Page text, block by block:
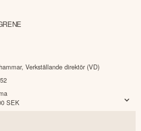
,Verkställande direktör (VD)
SEK